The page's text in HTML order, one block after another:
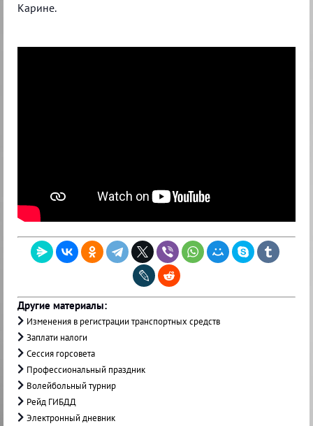
Карине.
Другие материалы:
Изменения в регистрации транспортных средств
Заплати налоги
Сессия горсовета
Профессиональный праздник
Волейбольный турнир
Рейд ГИБДД
Электронный дневник